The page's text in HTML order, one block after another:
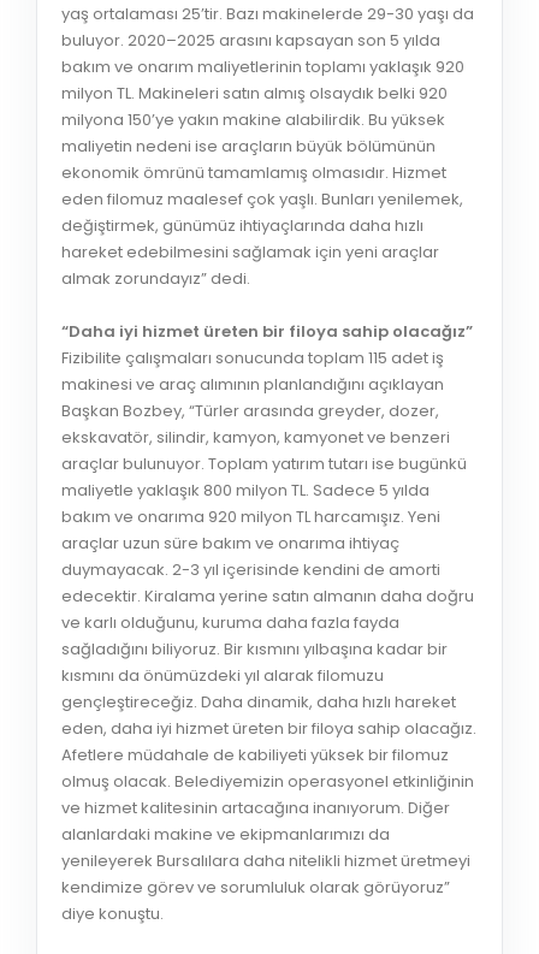
yaş ortalaması 25’tir. Bazı makinelerde 29-30 yaşı da
buluyor. 2020–2025 arasını kapsayan son 5 yılda
bakım ve onarım maliyetlerinin toplamı yaklaşık 920
milyon TL. Makineleri satın almış olsaydık belki 920
milyona 150’ye yakın makine alabilirdik. Bu yüksek
maliyetin nedeni ise araçların büyük bölümünün
ekonomik ömrünü tamamlamış olmasıdır. Hizmet
eden filomuz maalesef çok yaşlı. Bunları yenilemek,
değiştirmek, günümüz ihtiyaçlarında daha hızlı
hareket edebilmesini sağlamak için yeni araçlar
almak zorundayız” dedi.
“Daha iyi hizmet üreten bir filoya sahip olacağız”
Fizibilite çalışmaları sonucunda toplam 115 adet iş
makinesi ve araç alımının planlandığını açıklayan
Başkan Bozbey, “Türler arasında greyder, dozer,
ekskavatör, silindir, kamyon, kamyonet ve benzeri
araçlar bulunuyor. Toplam yatırım tutarı ise bugünkü
maliyetle yaklaşık 800 milyon TL. Sadece 5 yılda
bakım ve onarıma 920 milyon TL harcamışız. Yeni
araçlar uzun süre bakım ve onarıma ihtiyaç
duymayacak. 2-3 yıl içerisinde kendini de amorti
edecektir. Kiralama yerine satın almanın daha doğru
ve karlı olduğunu, kuruma daha fazla fayda
sağladığını biliyoruz. Bir kısmını yılbaşına kadar bir
kısmını da önümüzdeki yıl alarak filomuzu
gençleştireceğiz. Daha dinamik, daha hızlı hareket
eden, daha iyi hizmet üreten bir filoya sahip olacağız.
Afetlere müdahale de kabiliyeti yüksek bir filomuz
olmuş olacak. Belediyemizin operasyonel etkinliğinin
ve hizmet kalitesinin artacağına inanıyorum. Diğer
alanlardaki makine ve ekipmanlarımızı da
yenileyerek Bursalılara daha nitelikli hizmet üretmeyi
kendimize görev ve sorumluluk olarak görüyoruz”
diye konuştu.